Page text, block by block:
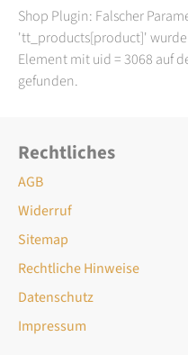
Shop Plugin: Falscher
'tt_products[product]'
Element mit uid = 3068 auf
gefunden.
Rechtliches
AGB
Widerruf
Sitemap
Rechtliche Hinweise
Datenschutz
Impressum